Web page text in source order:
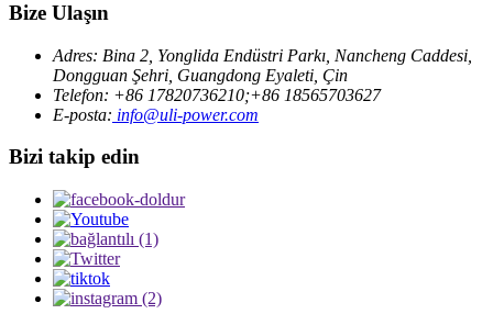
Bize Ulaşın
Adres: Bina 2, Yonglida Endüstri Parkı, Nancheng Caddesi,
Dongguan Şehri, Guangdong Eyaleti, Çin
Telefon: +86 17820736210;+86 18565703627
E-posta: info@uli-power.com
Bizi takip edin